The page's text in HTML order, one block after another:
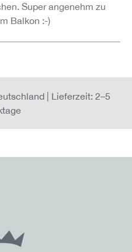
Super angenehm zu
Balkon :-)
| Lieferzeit: 2–5